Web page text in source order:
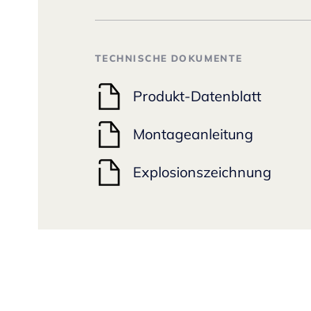
TECHNISCHE DOKUMENTE
Produkt-Datenblatt
Montageanleitung
Explosionszeichnung